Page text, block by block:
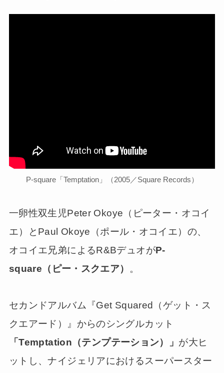
P-square「Temptation」（2005／Square Records）
一卵性双生児Peter Okoye（ピーター・オコイ
エ）とPaul Okoye（ポール・オコイエ）の、
オコイエ兄弟によるR&BデュオがP-
square（ピー・スクエア）
。
セカンドアルバム『Get Squared（ゲット・ス
クエアード）』からのシングルカット
「Temptation（テンプテーション）」 が大ヒ
ットし、ナイジェリアにおけるスーパースター